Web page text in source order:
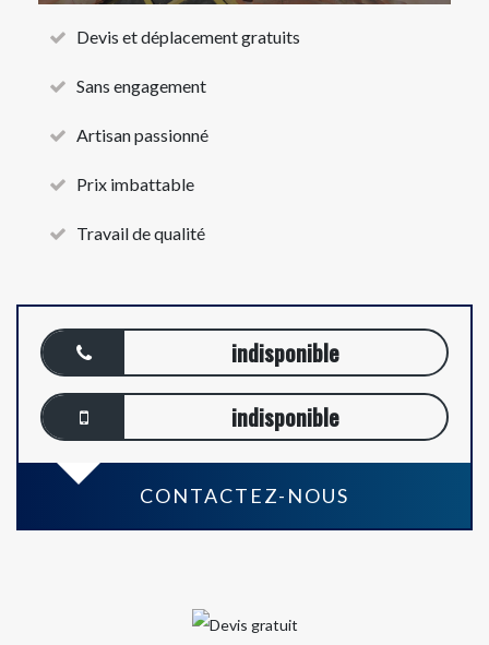
Devis et déplacement gratuits
Sans engagement
Artisan passionné
Prix imbattable
Travail de qualité
indisponible
indisponible
CONTACTEZ-NOUS